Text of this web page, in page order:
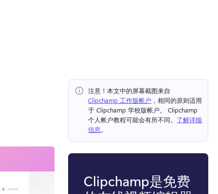
注意！
Clipchamp 工作版帐户 ，相同的原则适用
于 Clipchamp 学校版帐户。 Clipchamp
个人帐户教程可能会有所不同。 了解详细
信息 。
Clipchamp是免费